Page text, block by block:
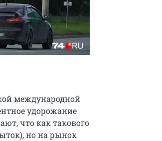
международной
удорожание
что как такового
но на рынок